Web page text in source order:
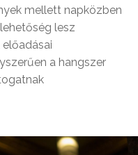
mellett napközben
lesz
a hangszer